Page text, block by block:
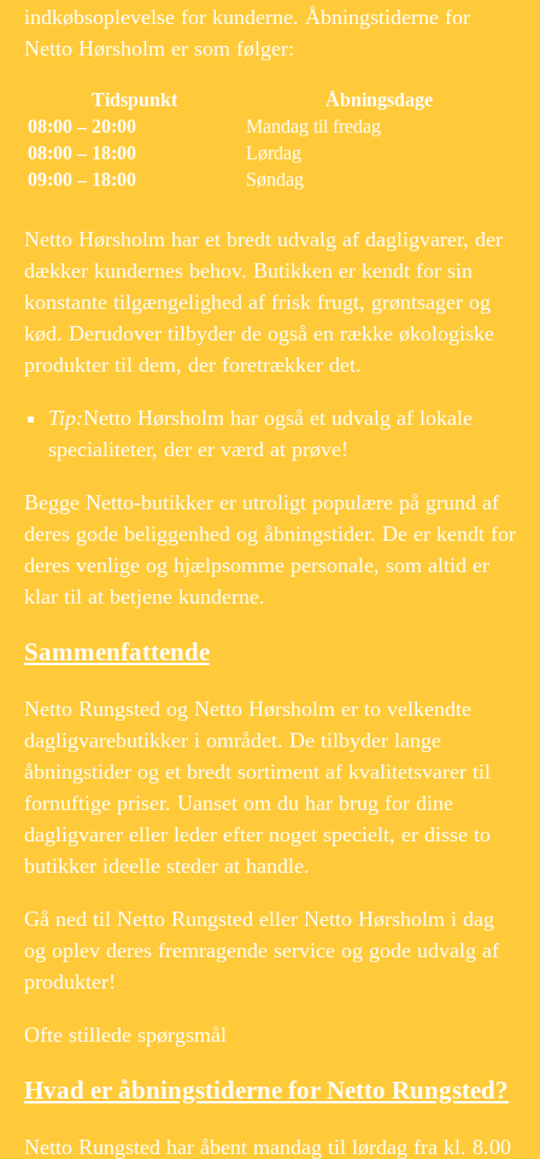
indkøbsoplevelse for kunderne. Åbningstiderne for
Netto Hørsholm er som følger:
Tidspunkt
Åbningsdage
08:00 – 20:00
Mandag til fredag
08:00 – 18:00
Lørdag
09:00 – 18:00
Søndag
Netto Hørsholm har et bredt udvalg af dagligvarer, der
dækker kundernes behov. Butikken er kendt for sin
konstante tilgængelighed af frisk frugt, grøntsager og
kød. Derudover tilbyder de også en række økologiske
produkter til dem, der foretrækker det.
Tip:Netto Hørsholm har også et udvalg af lokale
specialiteter, der er værd at prøve!
Begge Netto-butikker er utroligt populære på grund af
deres gode beliggenhed og åbningstider. De er kendt for
deres venlige og hjælpsomme personale, som altid er
klar til at betjene kunderne.
Sammenfattende
Netto Rungsted og Netto Hørsholm er to velkendte
dagligvarebutikker i området. De tilbyder lange
åbningstider og et bredt sortiment af kvalitetsvarer til
fornuftige priser. Uanset om du har brug for dine
dagligvarer eller leder efter noget specielt, er disse to
butikker ideelle steder at handle.
Gå ned til Netto Rungsted eller Netto Hørsholm i dag
og oplev deres fremragende service og gode udvalg af
produkter!
Ofte stillede spørgsmål
Hvad er åbningstiderne for Netto Rungsted?
Netto Rungsted har åbent mandag til lørdag fra kl. 8.00